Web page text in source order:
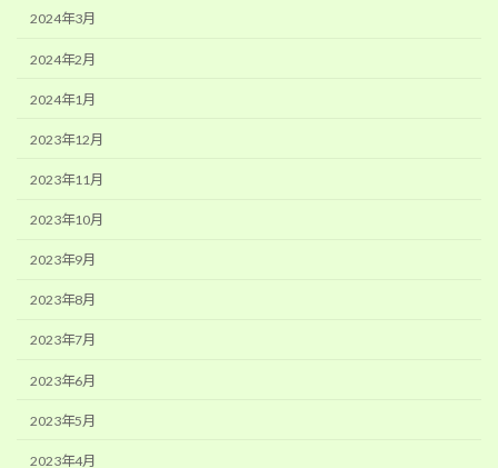
2024年3月
2024年2月
2024年1月
2023年12月
2023年11月
2023年10月
2023年9月
2023年8月
2023年7月
2023年6月
2023年5月
2023年4月